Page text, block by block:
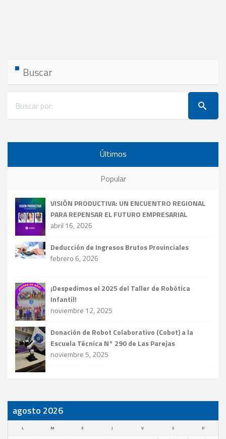
Buscar
Últimos
Popular
VISIÓN PRODUCTIVA: UN ENCUENTRO REGIONAL
PARA REPENSAR EL FUTURO EMPRESARIAL
abril 16, 2026
Deducción de Ingresos Brutos Provinciales
febrero 6, 2026
¡Despedimos el 2025 del Taller de Robótica
Infantil!
noviembre 12, 2025
Donación de Robot Colaborativo (Cobot) a la
Escuela Técnica N° 290 de Las Parejas
noviembre 5, 2025
agosto 2026
L M X J V S D